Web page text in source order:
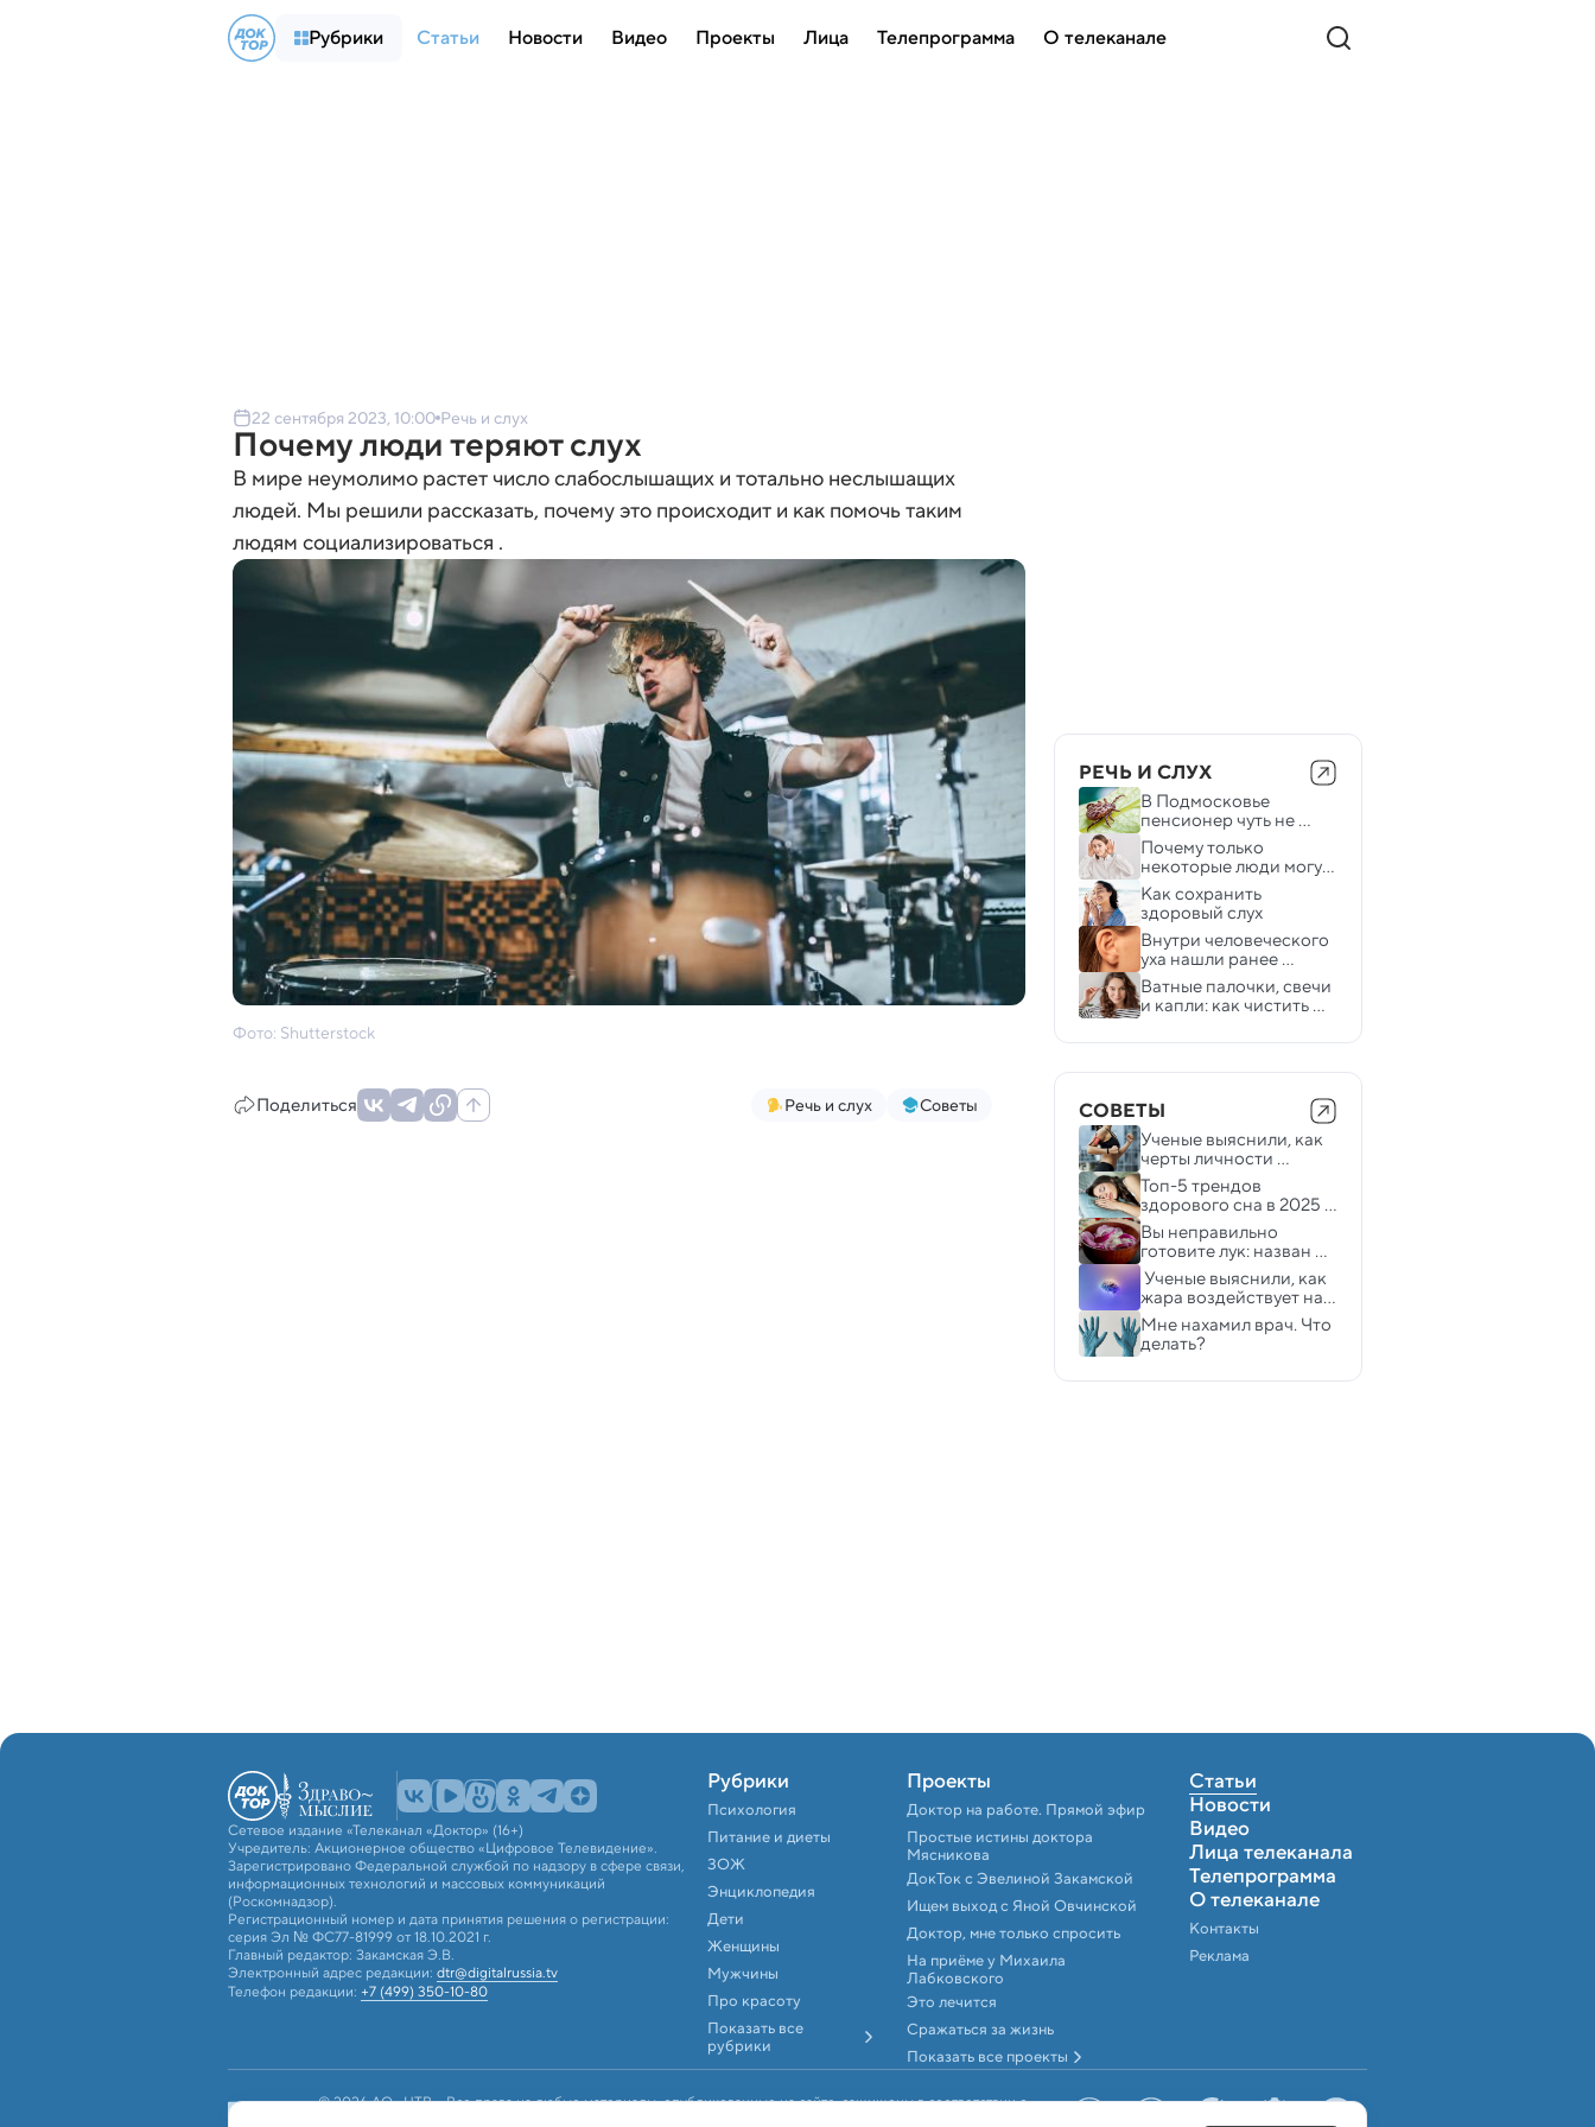
Рубрики Статьи Новости Видео Проекты Лица Телепрограмма О телеканале
22 сентября 2023, 10:00 Речь и слух
Почему люди теряют слух
В мире неумолимо растет число слабослышащих и тотально неслышащих
людей. Мы решили рассказать, почему это происходит и как помочь таким
людям социализироваться .
Фото: Shutterstock
Поделиться Речь и слух Советы
РЕЧЬ И СЛУХ
В Подмосковье
пенсионер чуть не
лишился слуха из-за
клеща
Почему только
некоторые люди могут
шевелить ушами
Как сохранить
здоровый слух
Внутри человеческого
уха нашли ранее
неизвестный набор
«режимов»
Ватные палочки, свечи
и капли: как чистить
СОВЕТЫ
Ученые выяснили, как
черты личности
влияют на выбор и
пользу от тренировок
Топ-5 трендов
здорового сна в 2025
году — работают ли
они на практике
Вы неправильно
готовите лук: назван
неожиданный лайфхак
Ученые выяснили, как
жара воздействует на
работу мозга
Мне нахамил врач. Что
делать?
Сетевое издание «Телеканал «Доктор» (16+)
Учредитель: Акционерное общество «Цифровое Телевидение».
Зарегистрировано Федеральной службой по надзору в сфере связи,
информационных технологий и массовых коммуникаций
(Роскомнадзор).
Регистрационный номер и дата принятия решения о регистрации:
серия Эл № ФС77-81999 от 18.10.2021 г.
Главный редактор: Закамская Э.В.
Электронный адрес редакции: dtr@digitalrussia.tv
Телефон редакции: +7 (499) 350-10-80
Рубрики
Психология
Питание и диеты
ЗОЖ
Энциклопедия
Дети
Женщины
Мужчины
Про красоту
Показать все
рубрики
Проекты
Доктор на работе. Прямой эфир
Простые истины доктора
Мясникова
ДокТок с Эвелиной Закамской
Ищем выход с Яной Овчинской
Доктор, мне только спросить
На приёме у Михаила
Лабковского
Это лечится
Сражаться за жизнь
Показать все проекты
Статьи
Новости
Видео
Лица телеканала
Телепрограмма
О телеканале
Контакты
Реклама
© 2026 АО «ЦТВ». Все права на любые материалы, опубликованные на сайте, защищены в соответствии с